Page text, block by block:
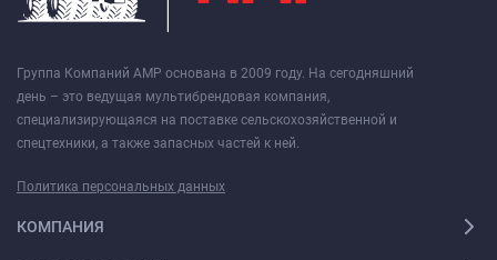
Группа Компаний АМР основана в 2009 году. На сегодняшний
день – это ведущая мультибрендовая компания,
специализирующаяся на поставке сельскохозяйственной и
спецтехники, а также запасных частей к ней.
Политика персональных данных
КОМПАНИЯ